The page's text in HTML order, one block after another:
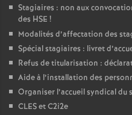
Stagiaires : non aux
des HSE !
Modalités d’affectation des
Spécial stagiaires : livret
Refus de titularisation :
Aide à l’installation des
Organiser l’accueil syndical du
CLES et C2i2e